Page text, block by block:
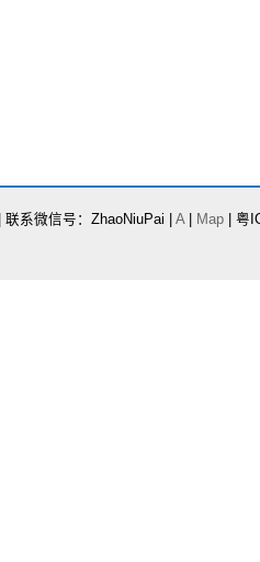
| 联系微信号：ZhaoNiuPai | A| Map | 粤